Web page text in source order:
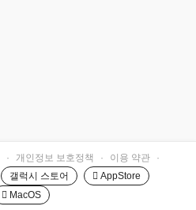
· 개인정보 보호정책 · 이용 약관
·
갤럭시 스토어
 AppStore
 MacOS